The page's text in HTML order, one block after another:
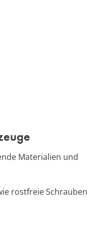
Materialien und
rostfreie Schrauben